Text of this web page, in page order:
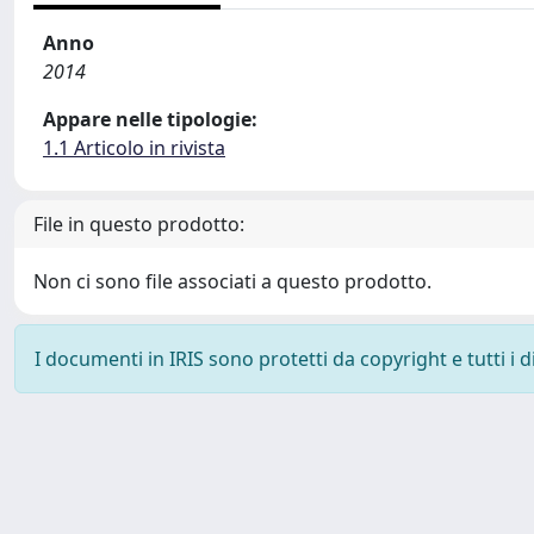
Anno
2014
Appare nelle tipologie:
1.1 Articolo in rivista
File in questo prodotto:
Non ci sono file associati a questo prodotto.
I documenti in IRIS sono protetti da copyright e tutti i